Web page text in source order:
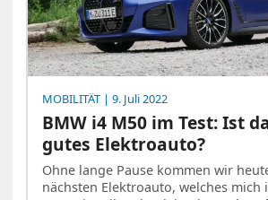
MOBILITÄT | 9. Juli 2022
BMW i4 M50 im Test: Ist
gutes Elektroauto?
Ohne lange Pause kommen wir
nächsten Elektroauto, welches mich